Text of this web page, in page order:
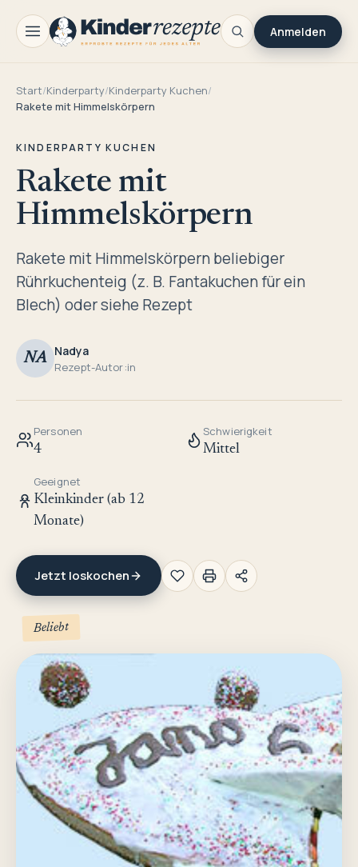
Anmelden
Start/Kinderparty/Kinderparty Kuchen/
Rakete mit Himmelskörpern
KINDERPARTY KUCHEN
Rakete mit
Himmelskörpern
Rakete mit Himmelskörpern beliebiger
Rührkuchenteig (z. B. Fantakuchen für ein
Blech) oder siehe Rezept
NA Nadya
Rezept-Autor:in
Personen
4
Schwierigkeit
Mittel
Geeignet
Kleinkinder (ab 12
Monate)
Jetzt loskochen
Beliebt